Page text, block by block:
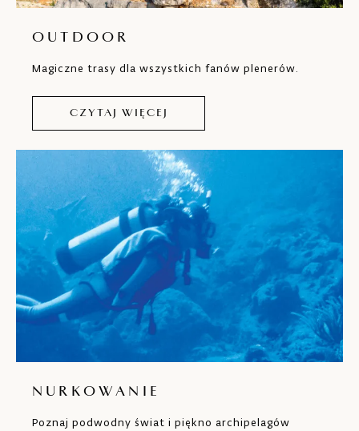
OUTDOOR
Magiczne trasy dla wszystkich fanów plenerów.
CZYTAJ WIĘCEJ
NURKOWANIE
Poznaj podwodny świat i piękno archipelagów